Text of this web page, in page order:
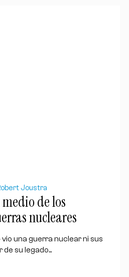
Joustra
de los
nucleares
una guerra nuclear ni sus
su legado...